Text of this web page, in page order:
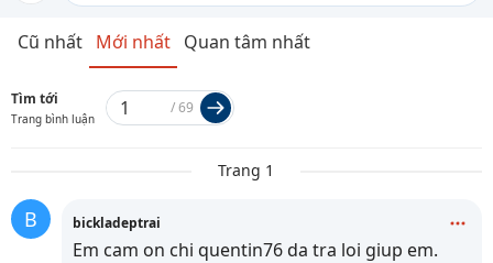
Cũ nhất Mới nhất Quan tâm nhất
Tìm tới
Trang bình luận
/69
Trang 1
B bickladeptrai
Em cam on chi quentin76 da tra loi giup em.